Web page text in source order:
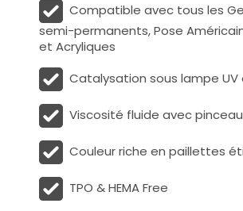
Compatible avec tous les
semi-permanents, Pose
et Acryliques
Catalysation sous lampe UV
Viscosité fluide avec
Couleur riche en paillettes
TPO & HEMA Free